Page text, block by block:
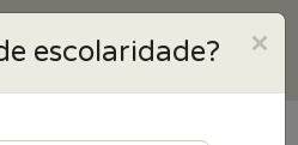
×
escolaridade?